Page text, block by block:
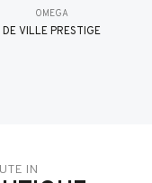
OMEGA
DE VILLE PRESTIGE
IN